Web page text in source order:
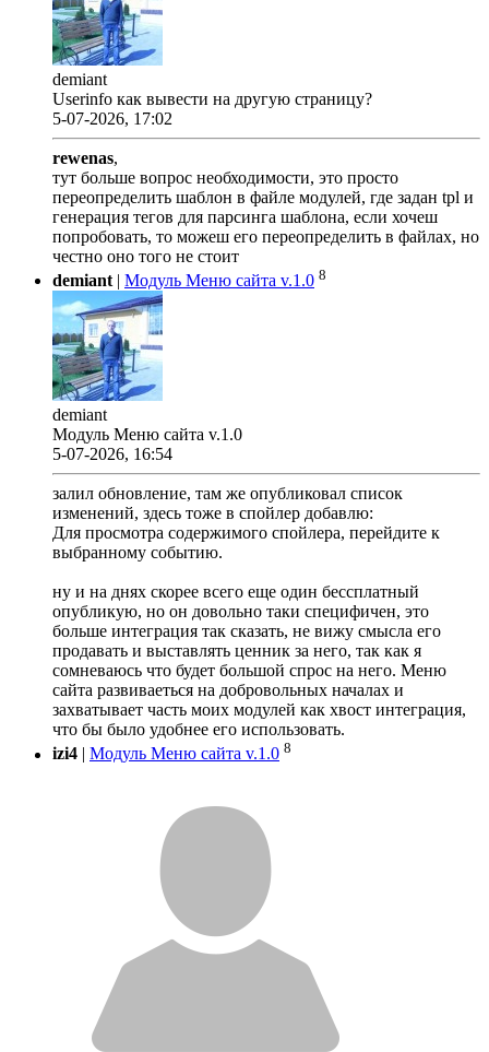
demiant
Userinfo как вывести на другую страницу?
5-07-2026, 17:02
rewenas,
тут больше вопрос необходимости, это просто
переопределить шаблон в файле модулей, где задан tpl и
генерация тегов для парсинга шаблона, если хочеш
попробовать, то можеш его переопределить в файлах, но
честно оно того не стоит
demiant | Модуль Меню сайта v.1.0 8
demiant
Модуль Меню сайта v.1.0
5-07-2026, 16:54
залил обновление, там же опубликовал список
изменений, здесь тоже в спойлер добавлю:
Для просмотра содержимого спойлера, перейдите к
выбранному событию.
ну и на днях скорее всего еще один бессплатный
опубликую, но он довольно таки специфичен, это
больше интеграция так сказать, не вижу смысла его
продавать и выставлять ценник за него, так как я
сомневаюсь что будет большой спрос на него. Меню
сайта развиваеться на добровольных началах и
захватывает часть моих модулей как хвост интеграция,
что бы было удобнее его использовать.
izi4
Модуль Меню сайта v.1.0 8